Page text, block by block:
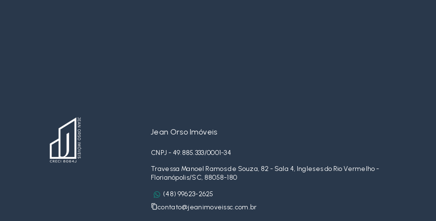
Jean Orso Imóveis
CNPJ - 49.885.333/0001-34
Travessa Manoel Ramos de Souza, 82 - Sala 4, Ingleses do Rio Vermelho -
Florianópolis/SC, 88058-180
(48) 99623-2625
contato@jeanimoveissc.com.br